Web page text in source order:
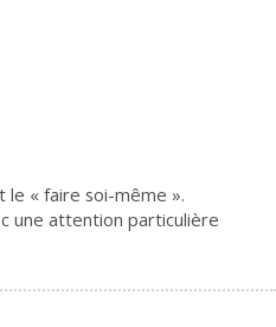
le « faire soi-même ».
une attention particulière